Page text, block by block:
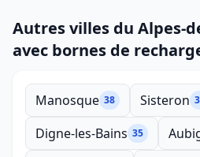
Autres villes du Alpes-
avec bornes de
Manosque 38 Sisteron
Digne-les-Bains 35